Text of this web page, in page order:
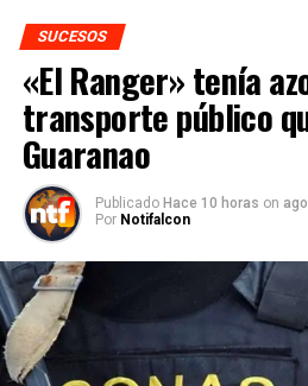
SUCESOS
«El Ranger» tenía
transporte público
Guaranao
Publicado Hace 10 horas on
Por Notifalcon